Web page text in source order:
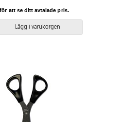
presskena.
Frontstopp för skärning av
på basplattan i cm
att se ditt avtalade pris.
Lägg i varukorgen